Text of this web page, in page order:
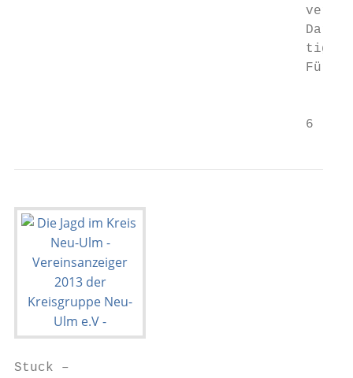
Für
                                     6
Stuck –